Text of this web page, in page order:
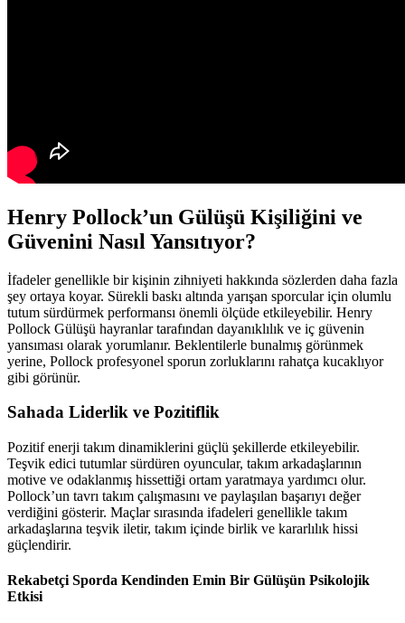
Henry Pollock’un Gülüşü Kişiliğini ve
Güvenini Nasıl Yansıtıyor?
İfadeler genellikle bir kişinin zihniyeti hakkında sözlerden daha fazla
şey ortaya koyar. Sürekli baskı altında yarışan sporcular için olumlu
tutum sürdürmek performansı önemli ölçüde etkileyebilir. Henry
Pollock Gülüşü hayranlar tarafından dayanıklılık ve iç güvenin
yansıması olarak yorumlanır. Beklentilerle bunalmış görünmek
yerine, Pollock profesyonel sporun zorluklarını rahatça kucaklıyor
gibi görünür.
Sahada Liderlik ve Pozitiflik
Pozitif enerji takım dinamiklerini güçlü şekillerde etkileyebilir.
Teşvik edici tutumlar sürdüren oyuncular, takım arkadaşlarının
motive ve odaklanmış hissettiği ortam yaratmaya yardımcı olur.
Pollock’un tavrı takım çalışmasını ve paylaşılan başarıyı değer
verdiğini gösterir. Maçlar sırasında ifadeleri genellikle takım
arkadaşlarına teşvik iletir, takım içinde birlik ve kararlılık hissi
güçlendirir.
Rekabetçi Sporda Kendinden Emin Bir Gülüşün Psikolojik
Etkisi